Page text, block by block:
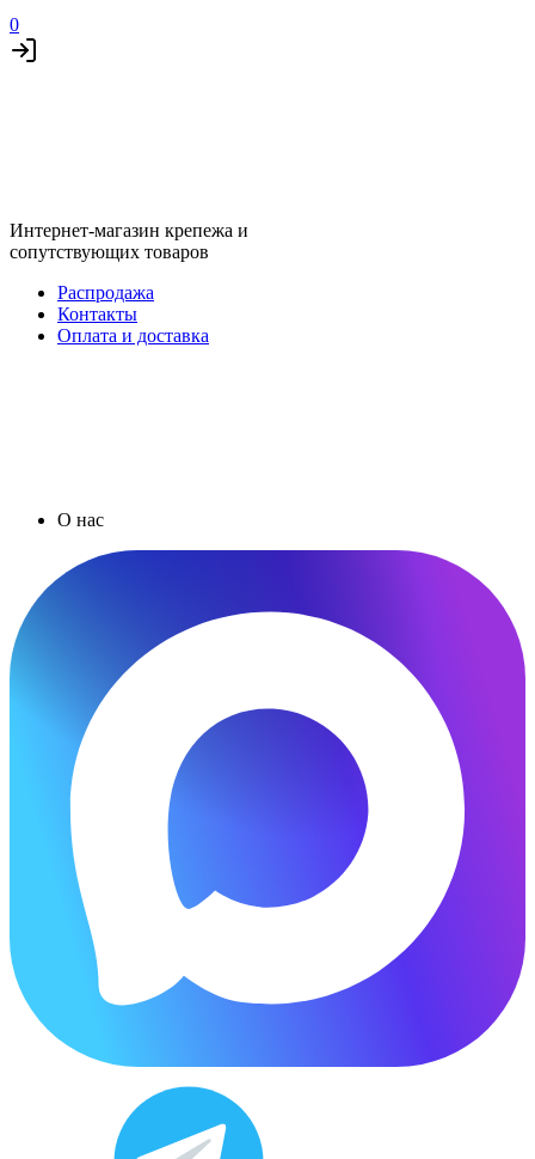
0
Интернет-магазин крепежа и
сопутствующих товаров
Распродажа
Контакты
Оплата и доставка
О нас